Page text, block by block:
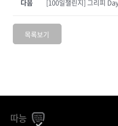
[100일챌린지] 그리피
다음
목록보기
따능